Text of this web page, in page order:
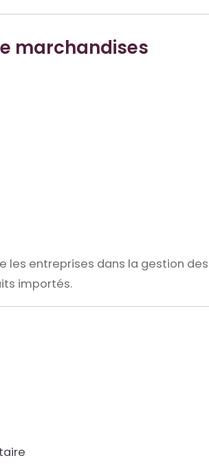
marchandises
les entreprises dans la gestion des
importés.